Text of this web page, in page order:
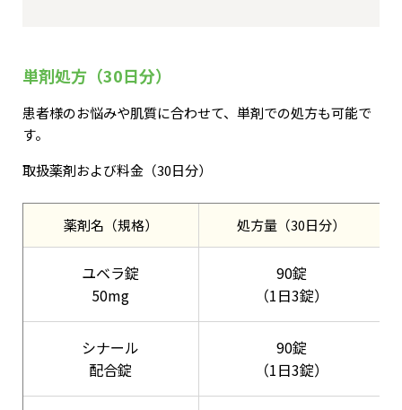
単剤処方（30日分）
患者様のお悩みや肌質に合わせて、単剤での処方も可能で
す。
取扱薬剤および料金（30日分）
薬剤名（規格） 処方量（30日分）
ユベラ錠
50mg
90錠
（1日3錠）
シナール
配合錠
90錠
（1日3錠）